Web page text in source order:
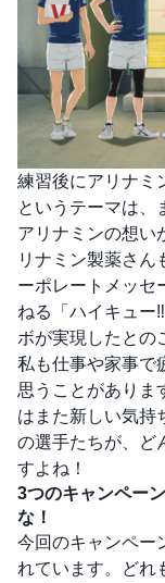
練習後にアリナミ
というテーマは、
アリナミンの想い
リナミン製薬さん
ーポレートメッセ
ねる「ハイキュー
ボが実現したとの
私も仕事や家事で
思うことがありま
はまた新しい気持
の選手たちが、ど
すよね！
3つのキャンペー
な！
今回のキャンペー
れています。どれ